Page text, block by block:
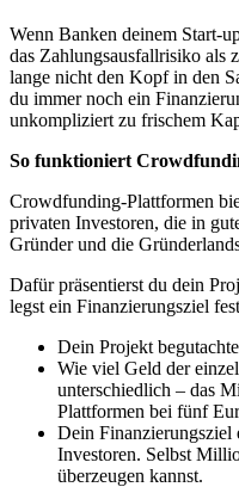
Wenn Banken deinem Start-
das Zahlungsausfallrisiko als
lange nicht den Kopf in den
du immer noch ein
unkompliziert zu frischem
So funktioniert
Crowdfunding-Plattformen
privaten Investoren, die in
Gründer und die
Dafür präsentierst du dein
legst ein Finanzierungsziel
Dein Projekt
Wie viel Geld der
unterschiedlich – das
Plattformen bei fünf
Dein Finanzierungsziel
Investoren. Selbst
überzeugen kannst.